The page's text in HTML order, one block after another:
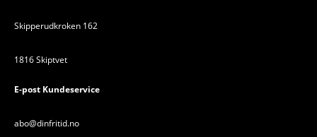
Skipperudkroken 162
1816 Skiptvet
E-post Kundeservice
abo@dinfritid.no